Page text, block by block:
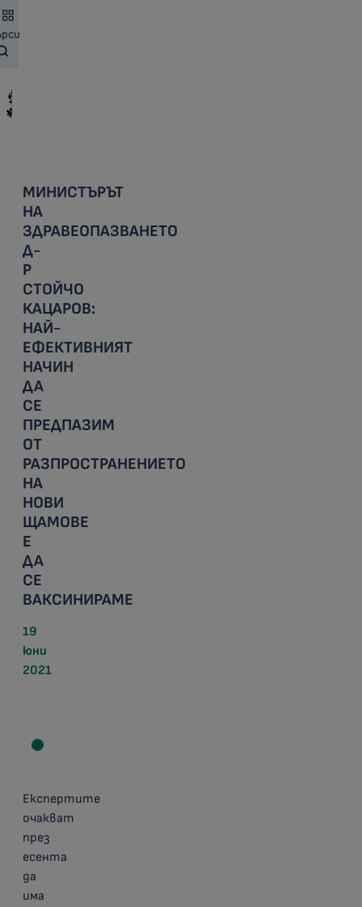
МИНИСТЪРЪТ
НА
ЗДРАВЕОПАЗВАНЕТО
Д-
Р
СТОЙЧО
КАЦАРОВ:
НАЙ-
ЕФЕКТИВНИЯТ
НАЧИН
ДА
СЕ
ПРЕДПАЗИМ
ОТ
РАЗПРОСТРАНЕНИЕТО
НА
НОВИ
ЩАМОВЕ
Е
ДА
СЕ
ВАКСИНИРАМЕ
19
юни
2021
Експертите
очакват
през
есента
да
има